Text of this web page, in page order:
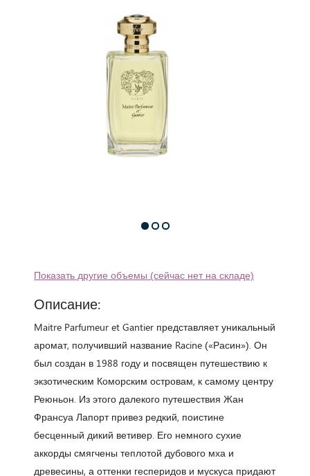
Показать другие объемы (сейчас нет на складе)
Описание:
Maitre Parfumeur et Gantier представляет уникальный
аромат, получивший название Racine («Расин»). Он
был создан в 1988 году и посвящен путешествию к
экзотическим Коморским островам, к самому центру
Реюньон. Из этого далекого путешествия Жан
Франсуа Лапорт привез редкий, поистине
бесценный дикий ветивер. Его немного сухие
аккорды смягчены теплотой дубового мха и
древесины, а оттенки гесперидов и мускуса придают